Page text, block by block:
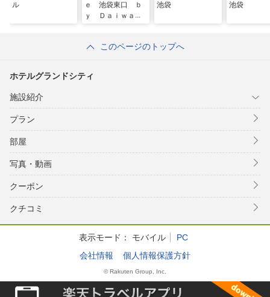
ル
ｅ 池袋東口 ｂ
ｙ Ｄａｉｗａ
池袋
池袋
このページのトップへ
ホテルグランドシティ
施設紹介
プラン
部屋
写真・動画
クーポン
クチコミ
表示モード： モバイル
PC
会社情報
個人情報保護方針
© Rakuten Group, Inc.